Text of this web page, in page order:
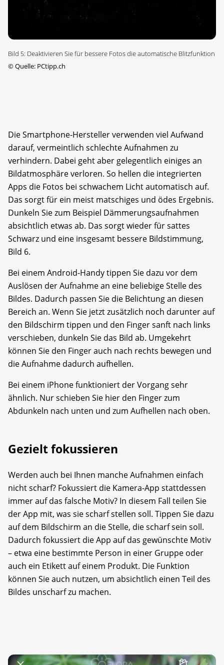
Bild 5: Deaktivieren Sie für bessere Fotos die automatische Blitzfunktion
©Quelle: PCtipp.ch
Die Smartphone-Hersteller verwenden viel Aufwand
darauf, vermeintlich schlechte Aufnahmen zu
verhindern. Dabei geht aber gelegentlich einiges an
Bildatmosphäre verloren. So hellen die integrierten
Apps die Fotos bei schwachem Licht automatisch auf.
Das sorgt für ein meist matschiges und ödes Ergebnis.
Dunkeln Sie zum Beispiel Dämmerungsaufnahmen
absichtlich etwas ab. Das sorgt wieder für sattes
Schwarz und eine insgesamt bessere Bildstimmung,
Bild 6.
Bei einem Android-Handy tippen Sie dazu vor dem
Auslösen der Aufnahme an eine beliebige Stelle des
Bildes. Dadurch passen Sie die Belichtung an diesen
Bereich an. Wenn Sie jetzt zusätzlich noch darunter auf
den Bildschirm tippen und den Finger sanft nach links
verschieben, dunkeln Sie das Bild ab. Umgekehrt
können Sie den Finger auch nach rechts bewegen und
die Aufnahme dadurch aufhellen.
Bei einem iPhone funktioniert der Vorgang sehr
ähnlich. Nur schieben Sie hier den Finger zum
Abdunkeln nach unten und zum Aufhellen nach oben.
Gezielt fokussieren
Werden auch bei Ihnen manche Aufnahmen einfach
nicht scharf? Fokussiert die Kamera-App stattdessen
immer auf das falsche Motiv? In diesem Fall teilen Sie
der App mit, was sie scharf stellen soll. Tippen Sie dazu
auf dem Bildschirm an die Stelle, die scharf sein soll.
Dadurch fokussiert die App auf das gewünschte Motiv
– etwa eine bestimmte Person in einer Gruppe oder
auch ein Etikett auf einem Produkt. Die Funktion
können Sie auch nutzen, um absichtlich einen Teil des
Bildes unscharf zu machen.